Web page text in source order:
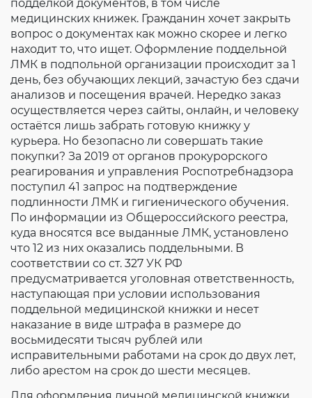
подделкой документов, в том числе
медицинских книжек. Гражданин хочет закрыть
вопрос о документах как можно скорее и легко
находит то, что ищет. Оформление поддельной
ЛМК в подпольной организации происходит за 1
день, без обучающих лекций, зачастую без сдачи
анализов и посещения врачей. Нередко заказ
осуществляется через сайты, онлайн, и человеку
остаётся лишь забрать готовую книжку у
курьера. Но безопасно ли совершать такие
покупки? За 2019 от органов прокурорского
реагирования и управления Роспотребнадзора
поступил 41 запрос на подтверждение
подлинности ЛМК и гигиенического обучения.
По информации из Общероссийского реестра,
куда вносятся все выданные ЛМК, установлено
что 12 из них оказались поддельными. В
соответствии со ст. 327 УК РФ
предусматривается уголовная ответственность,
наступающая при условии использования
поддельной медицинской книжки и несет
наказание в виде штрафа в размере до
восьмидесяти тысяч рублей или
исправительными работами на срок до двух лет,
либо арестом на срок до шести месяцев.